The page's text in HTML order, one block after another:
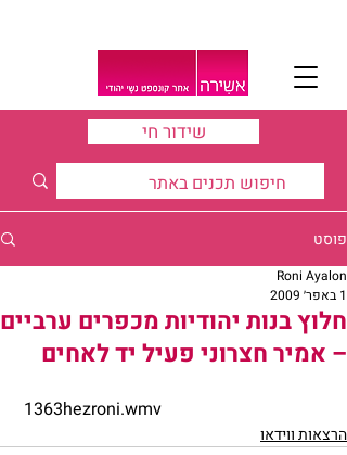
שידור חי
פוסט
חלוץ בנות יהודיות מכפרים ערביים
– אמיר חצרוני פעיל יד לאחים
Roni Ayalon
1 באפר׳ 2009
1363hezroni.wmv
הרצאות ווידאו